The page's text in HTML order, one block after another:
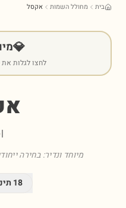
בית מחולל השמות אקסל
💎
לחצו לגלות
מיוחד ונדיר: בחירה
18